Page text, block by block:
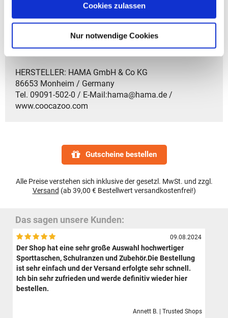
Cookies zulassen
Nur notwendige Cookies
- Mehrere Fächer für Karten
- Zusammenfaltbar mit Klettverschluss
- Handschlaufe mit Karabinerhaken
HERSTELLER: HAMA GmbH & Co KG
86653 Monheim / Germany
Tel. 09091-502-0 / E-Mail:hama@hama.de /
www.coocazoo.com
Gutscheine bestellen
Alle Preise verstehen sich inklusive der gesetzl. MwSt. und zzgl.
Versand (ab 39,00 € Bestellwert versandkostenfrei!)
Das sagen unsere Kunden:
09.08.2024
Der Shop hat eine sehr große Auswahl hochwertiger
Sporttaschen, Schulranzen und Zubehör.Die Bestellung
ist sehr einfach und der Versand erfolgte sehr schnell.
Ich bin sehr zufrieden und werde definitiv wieder hier
bestellen.
Annett B. | Trusted Shops